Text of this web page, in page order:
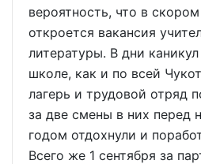
вероятность, что в
откроется вакансия
литературы. В дни
школе, как и по всей
лагерь и трудовой отряд
за две смены в них перед
годом отдохнули и
Всего же 1 сентября за